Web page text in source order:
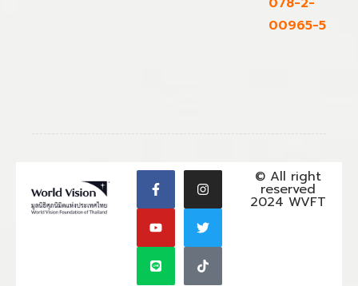
00965-5
© All right
reserved
2024 WVFT